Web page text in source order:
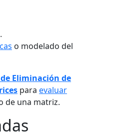
o modelado del
Eliminación de
para evaluar
de una matriz.